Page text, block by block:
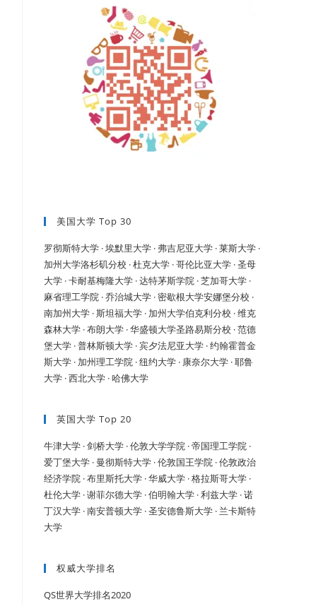
美国大学 Top 30
罗彻斯特大学 ·埃默里大学 · 弗吉尼亚大学 ·莱斯大学 ·
加州大学洛杉矶分校 ·杜克大学 ·哥伦比亚大学 ·圣母
大学 ·卡耐基梅隆大学 ·达特茅斯学院 ·芝加哥大学 ·
麻省理工学院 ·乔治城大学 · 密歇根大学安娜堡分校 ·
南加州大学 ·斯坦福大学 · 加州大学伯克利分校 ·维克
森林大学 ·布朗大学 ·华盛顿大学圣路易斯分校 ·范德
堡大学 ·普林斯顿大学 ·宾夕法尼亚大学 ·约翰霍普金
斯大学 · 加州理工学院 ·纽约大学 · 康奈尔大学 ·耶鲁
大学 ·西北大学 ·哈佛大学
英国大学 Top 20
牛津大学 ·剑桥大学 ·伦敦大学学院 ·帝国理工学院 ·
爱丁堡大学 · 曼彻斯特大学 ·伦敦国王学院 ·伦敦政治
经济学院 ·布里斯托大学 ·华威大学 ·格拉斯哥大学 ·
杜伦大学 ·谢菲尔德大学 ·伯明翰大学 ·利兹大学 ·诺
丁汉大学 ·南安普顿大学 ·圣安德鲁斯大学 · 兰卡斯特
大学
权威大学排名
QS世界大学排名2020